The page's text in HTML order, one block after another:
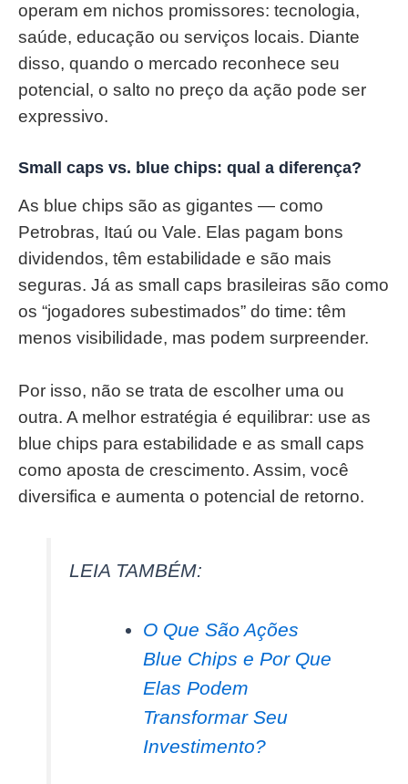
operam em nichos promissores: tecnologia,
saúde, educação ou serviços locais. Diante
disso, quando o mercado reconhece seu
potencial, o salto no preço da ação pode ser
expressivo.
Small caps vs. blue chips: qual a diferença?
As blue chips são as gigantes — como
Petrobras, Itaú ou Vale. Elas pagam bons
dividendos, têm estabilidade e são mais
seguras. Já as small caps brasileiras são como
os “jogadores subestimados” do time: têm
menos visibilidade, mas podem surpreender.
Por isso, não se trata de escolher uma ou
outra. A melhor estratégia é equilibrar: use as
blue chips para estabilidade e as small caps
como aposta de crescimento. Assim, você
diversifica e aumenta o potencial de retorno.
LEIA TAMBÉM:
O Que São Ações
Blue Chips e Por Que
Elas Podem
Transformar Seu
Investimento?